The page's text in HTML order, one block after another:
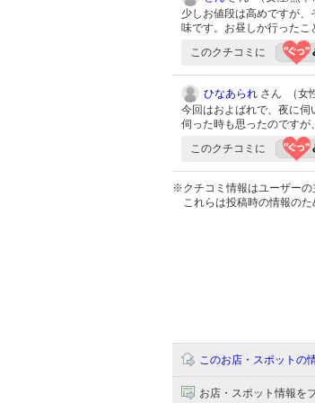
少しお値段は高めですが
味です。お昼しか行ったこ
このクチコミに
ひなあられ さん （女
今回はおよばれで、夜に伺
伺った時も思ったのですが
このクチコミに
※クチコミ情報はユーザーの
これらは投稿時の情報の
このお店・スポットの
お店・スポット情報を